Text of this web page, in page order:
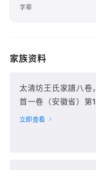
字辈
家族资料
太清坊王氏家譜八卷，
首一卷（安徽省）第1
册
立即查看